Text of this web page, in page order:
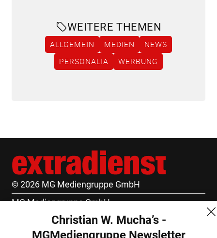
WEITERE THEMEN
ALLGEMEIN MEDIEN
NEWS
PERSONALIA
WERBUNG
© 2026 MG Mediengruppe GmbH
MG Mediengruppe GmbH
Burgring 1/7Christian W. Mucha’s -
MGMediengruppe Newsletter